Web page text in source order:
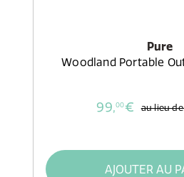
Pure
Woodland Portable
99,00€ au lieu
AJOUTER AU